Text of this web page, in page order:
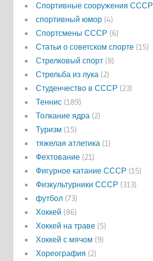
Спортивные сооружения СССР
спортивный юмор(4)
Спортсмены СССР (6)
Статьи о советском спорте(15)
Стрелковый спорт(8)
Стрельба из лука(2)
Студенчество в СССР (23)
Теннис(189)
Толкание ядра(2)
Туризм (15)
тяжелая атлетика(1)
Фехтование(21)
Фигурное катание СССР (15)
Физкультурники СССР (313)
футбол(73)
Хоккей (86)
Хоккей на траве(5)
Хоккей с мячом (9)
Хореография (2)